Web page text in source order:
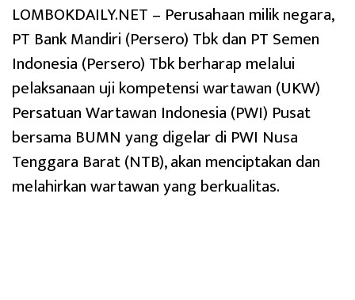
LOMBOKDAILY.NET – Perusahaan milik negara,
PT Bank Mandiri (Persero) Tbk dan PT Semen
Indonesia (Persero) Tbk berharap melalui
pelaksanaan uji kompetensi wartawan (UKW)
Persatuan Wartawan Indonesia (PWI) Pusat
bersama BUMN yang digelar di PWI Nusa
Tenggara Barat (NTB), akan menciptakan dan
melahirkan wartawan yang berkualitas.